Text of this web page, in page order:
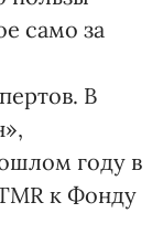
само за
В
году в
к Фонду